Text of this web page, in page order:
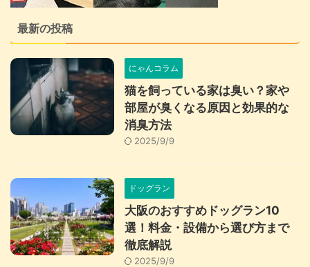
最新の投稿
にゃんコラム
猫を飼っている家は臭い？家や
部屋が臭くなる原因と効果的な
消臭方法
2025/9/9
ドッグラン
大阪のおすすめドッグラン10
選！料金・設備から選び方まで
徹底解説
2025/9/9